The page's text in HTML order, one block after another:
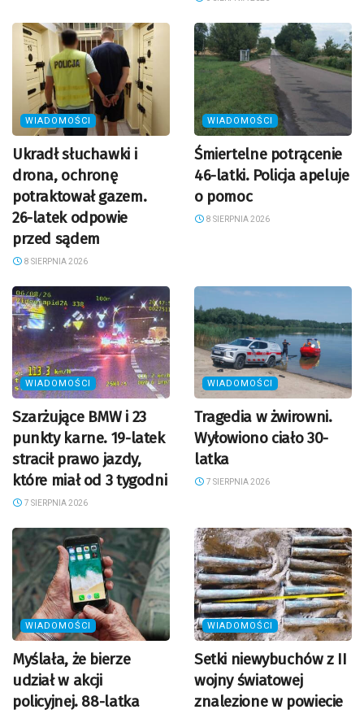
WIADOMOŚCI
Ukradł słuchawki i
drona, ochronę
potraktował gazem.
26-latek odpowie
przed sądem
8 SIERPNIA 2026
WIADOMOŚCI
Śmiertelne potrącenie
46-latki. Policja apeluje
o pomoc
8 SIERPNIA 2026
WIADOMOŚCI
Szarżujące BMW i 23
punkty karne. 19-latek
stracił prawo jazdy,
które miał od 3 tygodni
7 SIERPNIA 2026
WIADOMOŚCI
Tragedia w żwirowni.
Wyłowiono ciało 30-
latka
7 SIERPNIA 2026
WIADOMOŚCI
Myślała, że bierze
udział w akcji
policyjnej. 88-latka
WIADOMOŚCI
Setki niewybuchów z II
wojny światowej
znalezione w powiecie